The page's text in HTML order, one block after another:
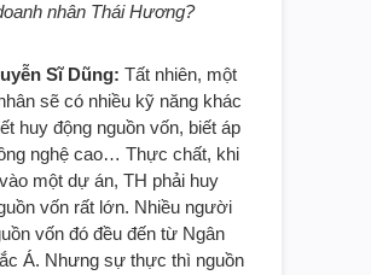
nhân Thái Hương?
Sĩ Dũng: Tất nhiên, một
sẽ có nhiều kỹ năng khác
huy động nguồn vốn, biết áp
nghệ cao… Thực chất, khi
một dự án, TH phải huy
vốn rất lớn. Nhiều người
vốn đó đều đến từ Ngân
Á. Nhưng sự thực thì nguồn